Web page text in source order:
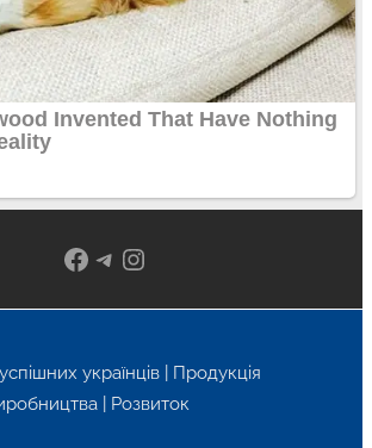
Facebook
Telegram
Instagram
українців | Продукція
| Розвиток